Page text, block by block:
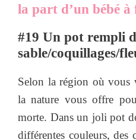
la part d’un bébé
#19 Un pot rempli
sable/coquillages/
Selon la région où vous
la nature vous offre
morte. Dans un joli pot
différentes couleurs, des